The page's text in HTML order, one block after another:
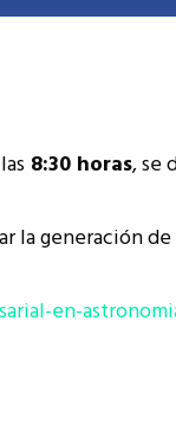
8:30 horas, se
la generación
en-